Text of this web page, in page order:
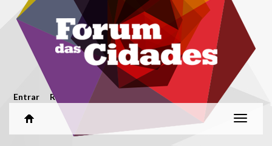
Passar para o conteúdo principal
Menu secundário
Entrar Registar
Alterar